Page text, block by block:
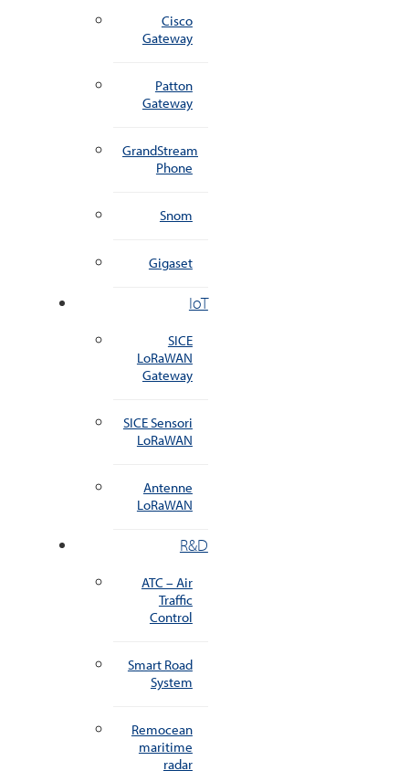
Cisco
Gateway
Patton
Gateway
GrandStream
Phone
Snom
Gigaset
IoT
SICE
LoRaWAN
Gateway
SICE Sensori
LoRaWAN
Antenne
LoRaWAN
R&D
ATC – Air
Traffic
Control
Smart Road
System
Remocean
maritime
radar